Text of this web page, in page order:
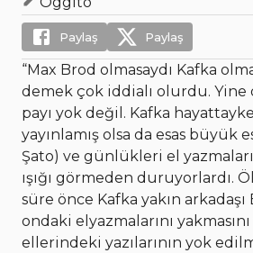
Paylaş Paylaş
“Max Brod olmasaydı Kafka
demek çok iddialı olurdu.
payı yok değil. Kafka
yayınlamış olsa da esas büyük
Şato) ve günlükleri el
ışığı görmeden duruyorlardı.
süre önce Kafka yakın arkadaşı
ondaki elyazmalarını
ellerindeki yazılarının yok